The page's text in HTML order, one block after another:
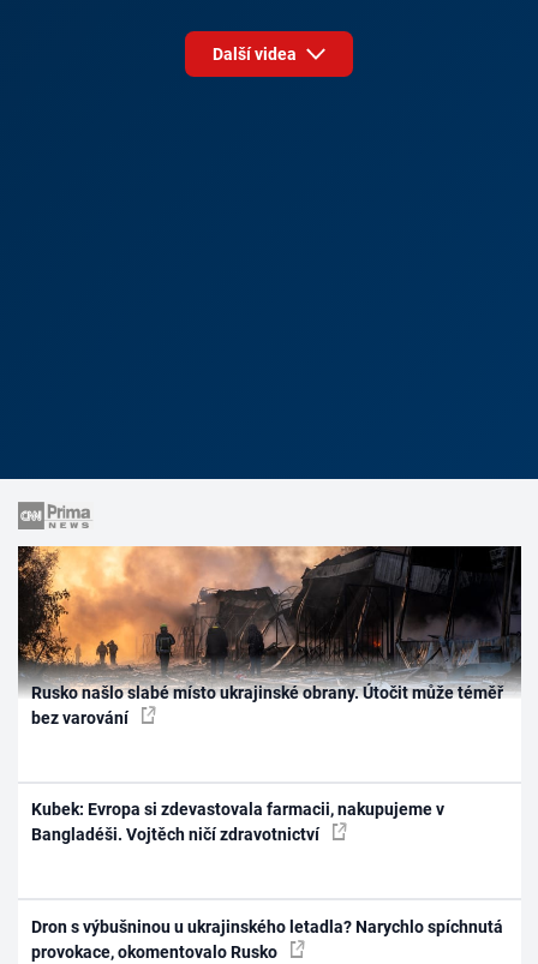
Další videa
Rusko našlo slabé místo ukrajinské obrany. Útočit může téměř
bez varování
Kubek: Evropa si zdevastovala farmacii, nakupujeme v
Bangladéši. Vojtěch ničí zdravotnictví
Dron s výbušninou u ukrajinského letadla? Narychlo spíchnutá
provokace, okomentovalo Rusko